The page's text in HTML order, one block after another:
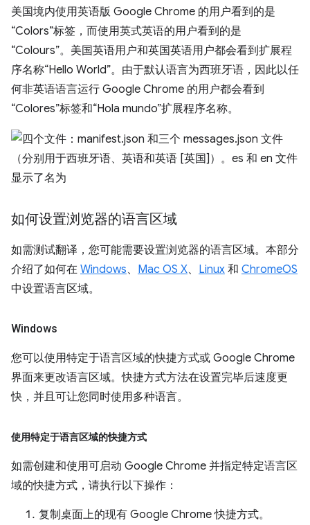
美国境内使用英语版 Google Chrome 的用户看到的是
“Colors”标签，而使用英式英语的用户看到的是
“Colours”。美国英语用户和英国英语用户都会看到扩展程
序名称“Hello World”。由于默认语言为西班牙语，因此以任
何非英语语言运行 Google Chrome 的用户都会看到
“Colores”标签和“Hola mundo”扩展程序名称。
如何设置浏览器的语言区域
如需测试翻译，您可能需要设置浏览器的语言区域。本部分
介绍了如何在 Windows、 Mac OS X、 Linux 和 ChromeOS
中设置语言区域。
Windows
您可以使用特定于语言区域的快捷方式或 Google Chrome
界面来更改语言区域。快捷方式方法在设置完毕后速度更
快，并且可让您同时使用多种语言。
使用特定于语言区域的快捷方式
如需创建和使用可启动 Google Chrome 并指定特定语言区
域的快捷方式，请执行以下操作：
复制桌面上的现有 Google Chrome 快捷方式。